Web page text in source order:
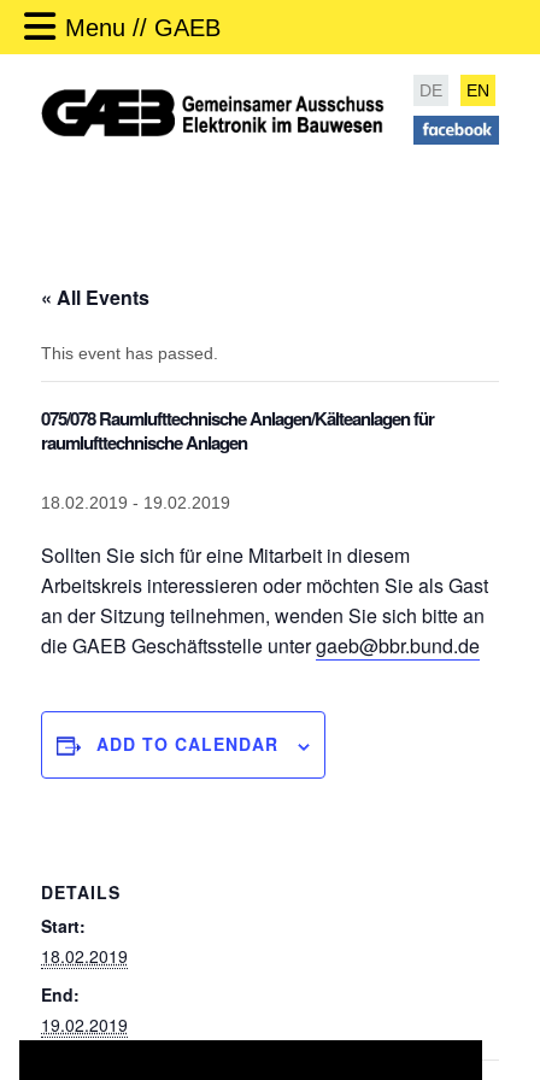
Menu // GAEB
DE EN
« All Events
This event has passed.
075/078 Raumlufttechnische Anlagen/Kälteanlagen für
raumlufttechnische Anlagen
18.02.2019 - 19.02.2019
Sollten Sie sich für eine Mitarbeit in diesem
Arbeitskreis interessieren oder möchten Sie als Gast
an der Sitzung teilnehmen, wenden Sie sich bitte an
die GAEB Geschäftsstelle untergaeb@bbr.bund.de
ADD TO CALENDAR
DETAILS
Start:
18.02.2019
End:
19.02.2019